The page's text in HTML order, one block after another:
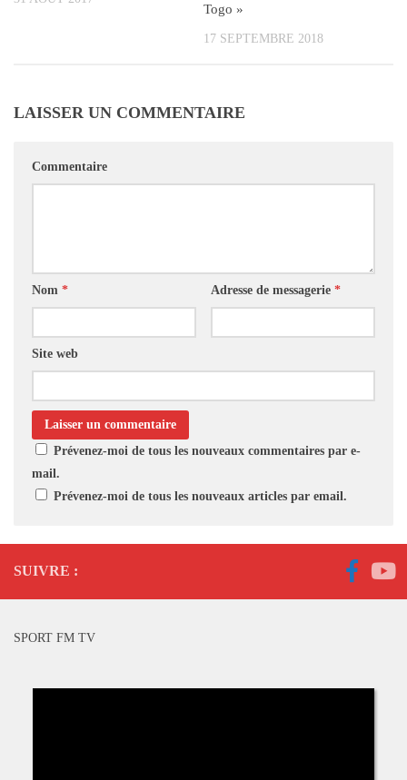
Togo »
17 SEPTEMBRE 2018
LAISSER UN COMMENTAIRE
Commentaire
Nom * Adresse de messagerie *
Site web
Prévenez-moi de tous les nouveaux commentaires par e-
mail.
Prévenez-moi de tous les nouveaux articles par email.
SUIVRE :
SPORT FM TV